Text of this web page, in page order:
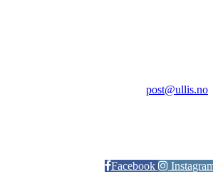
post@ullis.no
Facebook